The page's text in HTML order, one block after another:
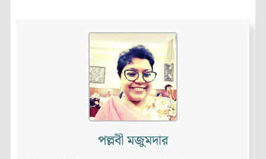
পল্লবী মজুমদার